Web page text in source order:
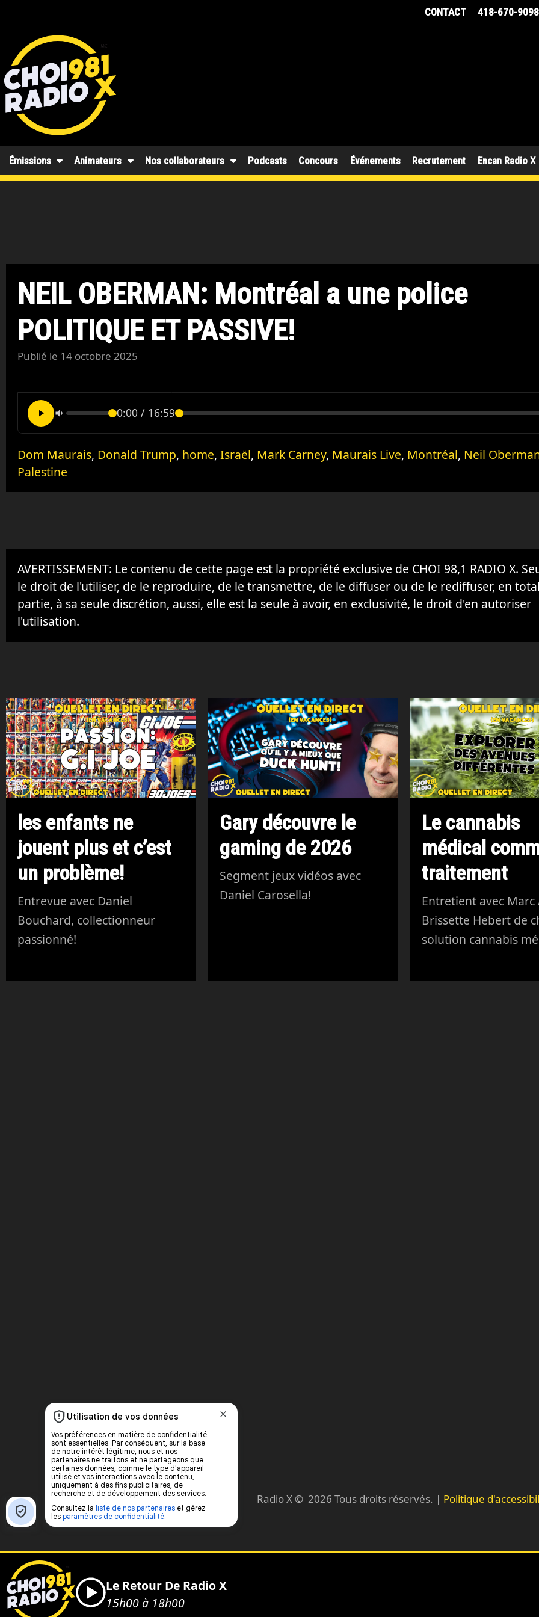
CONTACT 418-670-9098
Émissions Animateurs Nos collaborateurs Podcasts Concours Événements Recrutement Encan Radio X
NEIL OBERMAN: Montréal a une police
POLITIQUE ET PASSIVE!
Publié le 14 octobre 2025
0:00/ 16:59
Dom Maurais, Donald Trump, home,Israël, Mark Carney, Maurais Live, Montréal, Neil
Palestine
AVERTISSEMENT: Le contenu de cette page est la propriété exclusive de CHOI 98,1 RADIO X.
le droit de l'utiliser, de le reproduire, de le transmettre, de le diffuser ou de le rediffuser, en
partie, à sa seule discrétion, aussi, elle est la seule à avoir, en exclusivité, le droit d'en autoriser
l'utilisation.
les enfants ne
jouent plus et c’est
un problème!
Entrevue avec Daniel
Bouchard, collectionneur
passionné!
Gary découvre le
gaming de 2026
Segment jeux vidéos avec
Daniel Carosella!
Le cannabis
médical
traitement
Entretient avec Marc
Brissette Hebert de
solution cannabis
Radio X © 2026 Tous droits réservés. | Politique
Le Retour De Radio X
15h00 à 18h00